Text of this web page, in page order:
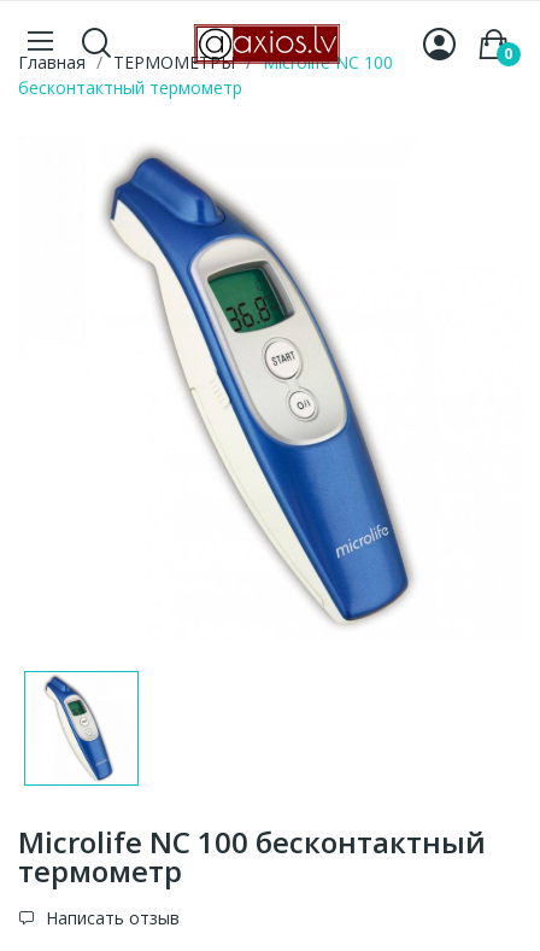
0
Главная ТЕРМОМЕТРЫ
Microlife NC 100
бесконтактный термометр
Microlife NC 100 бесконтактный
термометр
Написать отзыв